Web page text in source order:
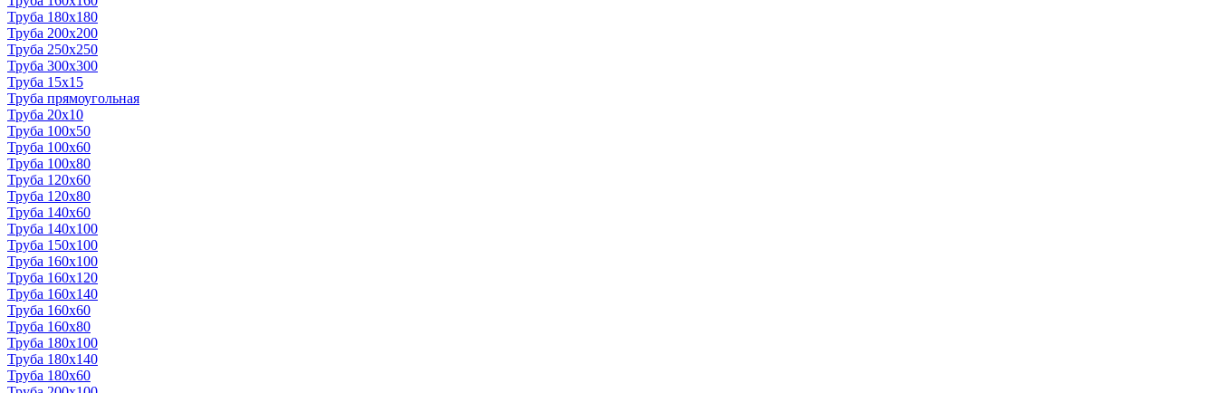
Труба 180x180
Труба 200x200
Труба 250x250
Труба 300x300
Труба 15x15
Труба прямоугольная
Труба 20x10
Труба 100x50
Труба 100x60
Труба 100x80
Труба 120x60
Труба 120x80
Труба 140x60
Труба 140x100
Труба 150x100
Труба 160x100
Труба 160x120
Труба 160x140
Труба 160x60
Труба 160x80
Труба 180x100
Труба 180x140
Труба 180x60